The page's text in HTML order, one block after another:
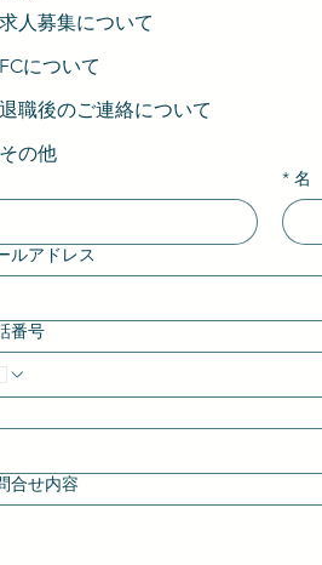
求人募集について
FCについて
退職後のご連絡について
その他
* 名
ルアドレス
番号
合せ内容